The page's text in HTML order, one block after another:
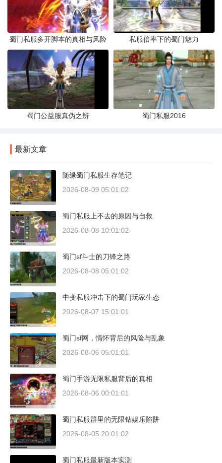
蜀门私服多开脚本的真相与风险 私服倍率下的蜀门魅力
蜀门公益服真伪之辨 蜀门私服2016
最新文章
随缘蜀门私服生存笔记
2026-08-09 05:01:02
蜀门私服上不去的原因与自救
2026-08-08 10:01:02
蜀门sf斗士的刀锋之路
2026-08-08 05:01:02
中变私服冲击下的蜀门玩家生态
2026-08-07 15:01:01
蜀门sf网，情怀背后的风险与乱象
2026-08-06 05:01:01
蜀门手游无限私服背后的真相
2026-08-06 00:01:01
蜀门私服群里的无限钻娱乐陷阱
2026-08-05 20:01:02
蜀门私服最新版本实测